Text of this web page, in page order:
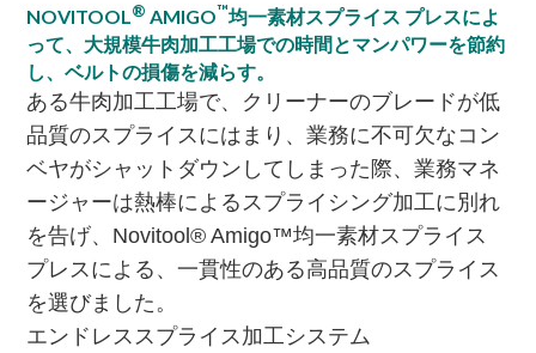
NOVITOOL® AMIGO™均一素材スプライス プレスによ
って、大規模牛肉加工工場での時間とマンパワーを節約
し、ベルトの損傷を減らす。
ある牛肉加工工場で、クリーナーのブレードが低
品質のスプライスにはまり、業務に不可欠なコン
ベヤがシャットダウンしてしまった際、業務マネ
ージャーは熱棒によるスプライシング加工に別れ
を告げ、Novitool® Amigo™均一素材スプライス
プレスによる、一貫性のある高品質のスプライス
を選びました。
エンドレススプライス加工システム